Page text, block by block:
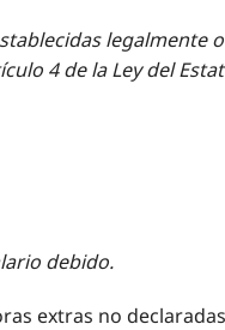
4 de la Ley del
debido.
extras no